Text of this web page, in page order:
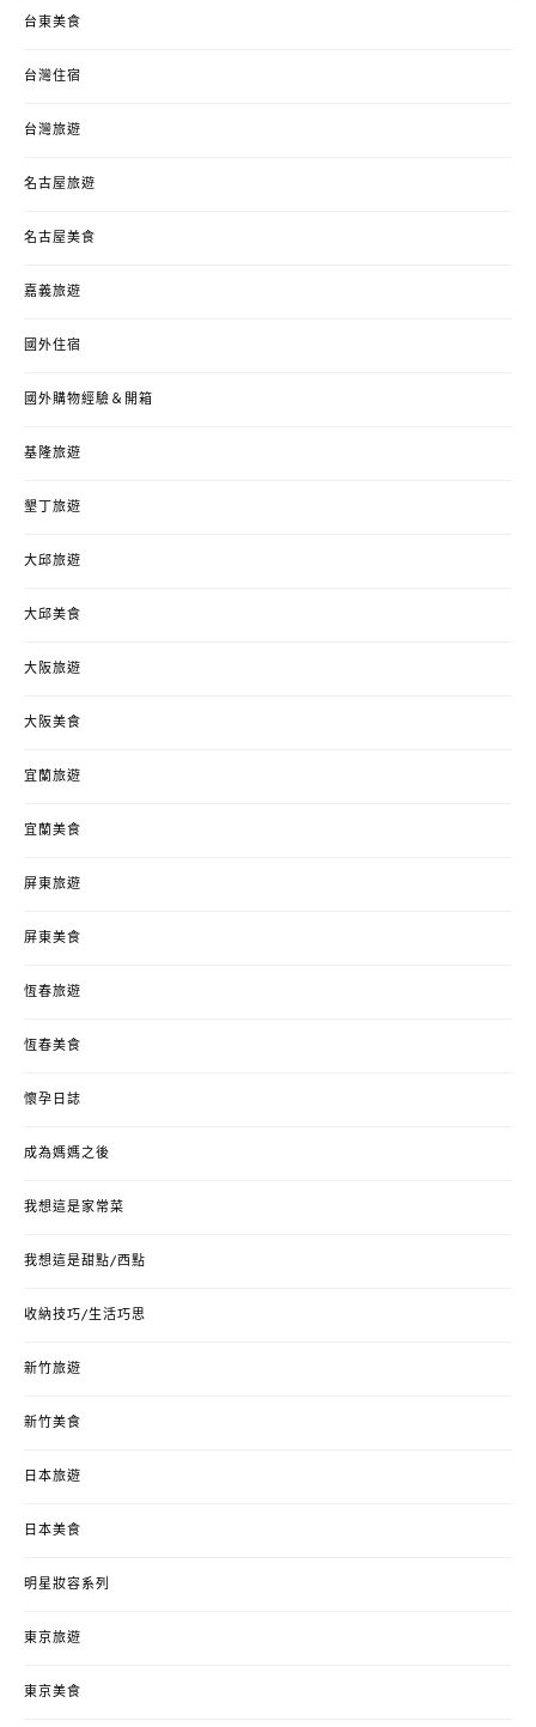
台東美食
台灣住宿
台灣旅遊
名古屋旅遊
名古屋美食
嘉義旅遊
國外住宿
國外購物經驗＆開箱
基隆旅遊
墾丁旅遊
大邱旅遊
大邱美食
大阪旅遊
大阪美食
宜蘭旅遊
宜蘭美食
屏東旅遊
屏東美食
恆春旅遊
恆春美食
懷孕日誌
成為媽媽之後
我想這是家常菜
我想這是甜點/西點
收納技巧/生活巧思
新竹旅遊
新竹美食
日本旅遊
日本美食
明星妝容系列
東京旅遊
東京美食